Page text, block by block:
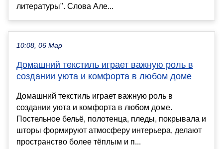
литературы". Слова Але...
10:08, 06 Мар
Домашний текстиль играет важную роль в
создании уюта и комфорта в любом доме
Домашний текстиль играет важную роль в
создании уюта и комфорта в любом доме.
Постельное бельё, полотенца, пледы, покрывала и
шторы формируют атмосферу интерьера, делают
пространство более тёплым и п...